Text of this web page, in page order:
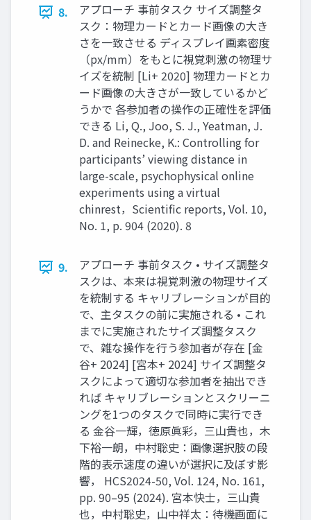
8.
アプローチ 事前タスク サイズ調整タ
スク：物理カードとカード画像の大き
さを一致させる ディスプレイ画素密度
（px/mm）をもとに視覚刺激の物理サ
イズを統制 [Li+ 2020] 物理カードとカ
ード画像の大きさが一致しているかど
うかで 各参加者の操作の正確性を評価
できる Li, Q., Joo, S. J., Yeatman, J.
D. and Reinecke, K.: Controlling for
participants’ viewing distance in
large-scale, psychophysical online
experiments using a virtual
chinrest，Scientific reports, Vol. 10,
No. 1, p. 904 (2020). 8
9.
アプローチ 事前タスク • サイズ調整タ
スクは、本来は視覚刺激の物理サイズ
を統制する キャリブレーションが目的
で、主タスクの前に実施される • これ
までに実施されたサイズ調整タスク
で、雑な操作を行う参加者が存在 [金
谷+ 2024] [宮本+ 2024] サイズ調整タ
スクによって適切な参加者を抽出でき
れば キャリブレーションとスクリーニ
ングを1つのタスクで同時に実行でき
る 金谷一輝，徳原眞彩，三山貴也，木
下裕一朗，中村聡史：画像選択肢の段
階的表示速度の違いが選択に及ぼす影
響， HCS2024-50, Vol. 124, No. 161,
pp. 90–95 (2024). 宮本快士，三山貴
也，中村聡史，山中祥太：待機画面に